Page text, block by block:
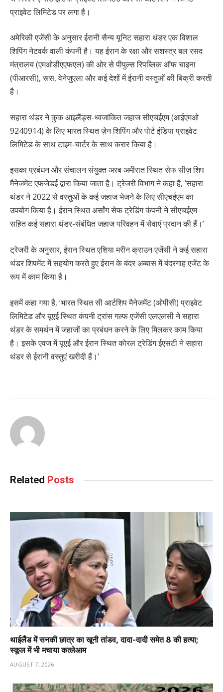
प्राइवेट लिमिटेड पर लगा है।
अमेरिकी एजेंसी के अनुसार ईरानी सैन्य यूनिट सहारा थंडर एक विशाल
शिपिंग नेटवर्क वाली कंपनी है। यह ईरान के रक्षा और सशस्त्र बल रसद
मंत्रालय (एमओडीएएफएल) की ओर से पीपुल्स रिपब्लिक ऑफ चाइना
(पीआरसी), रूस, वेनेजुएला और कई देशों में ईरानी वस्तुओं की बिक्री करती
है।
सहारा थंडर ने कुक आइलैंड्स-ध्वजांकित जहाज सीएचईएम (आईएमओ
9240914) के लिए भारत स्थित ज़ेन शिपिंग और पोर्ट इंडिया प्राइवेट
लिमिटेड के साथ टाइम-चार्टर के साथ करार किया है।
इसका प्रबंधन और संचालन संयुक्त अरब अमीरात स्थित सेफ सीज़ शिप
मैनेजमेंट एफजेडई द्वारा किया जाता है। ट्रेजरी विभाग ने कहा है, ‘सहारा
थंडर ने 2022 से वस्तुओं के कई जहाज भेजने के लिए सीएचईएम का
उपयोग किया है। ईरान स्थित अर्सांग सेफ ट्रेडिंग कंपनी ने सीएचईएम
सहित कई सहारा थंडर-संबंधित जहाज परिवहन में सेवाएं प्रदान की हैं।’
ट्रेजरी के अनुसार, ईरान स्थित एशिया मरीन क्राउन एजेंसी ने कई सहारा
थंडर शिपमेंट में सहयोग करते हुए ईरान के बंदर अब्बास में बंदरगाह एजेंट के
रूप में काम किया है।
इसमें कहा गया है, ‘भारत स्थित सी आर्टशिप मैनेजमेंट (ओपीसी) प्राइवेट
लिमिटेड और यूएई स्थित कंपनी ट्रांस गल्फ एजेंसी एलएलसी ने सहारा
थंडर के समर्थन में जहाजों का प्रबंधन करने के लिए मिलकर काम किया
है। इसके एवज में यूएई और ईरान स्थित कोरल ट्रेडिंग ईएसटी ने सहारा
थंडर से ईरानी वस्तुएं खरीदी हैं।’
Related Posts
थाईलैंड में सनकी छात्र का खूनी तांडव, दादा-दादी समेत 8 की हत्या;
स्कूल में भी मचाया कत्लेआम
AUGUST 7, 2026